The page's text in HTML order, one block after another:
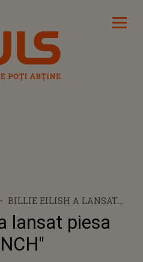
BILLIE EILISH A LANSAT
PIESA "LUNCH"
lansat piesa